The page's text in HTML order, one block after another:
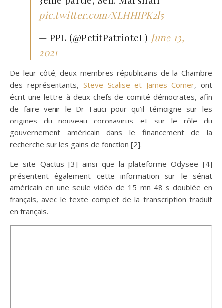
pic.twitter.com/XLHHIPK2l5
— PPL (@PetitPatrioteL) June 13,
2021
De leur côté, deux membres républicains de la Chambre
des représentants, Steve Scalise et James Comer, ont
écrit une lettre à deux chefs de comité démocrates, afin
de faire venir le Dr Fauci pour qu’il témoigne sur les
origines du nouveau coronavirus et sur le rôle du
gouvernement américain dans le financement de la
recherche sur les gains de fonction [2].
Le site Qactus [3] ainsi que la plateforme Odysee [4]
présentent également cette information sur le sénat
américain en une seule vidéo de 15 mn 48 s doublée en
français, avec le texte complet de la transcription traduit
en français.